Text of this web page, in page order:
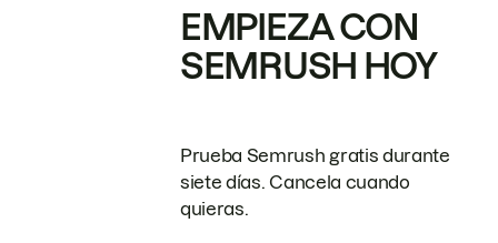
EMPIEZA CON
SEMRUSH HOY
Prueba Semrush gratis durante
siete días. Cancela cuando
quieras.